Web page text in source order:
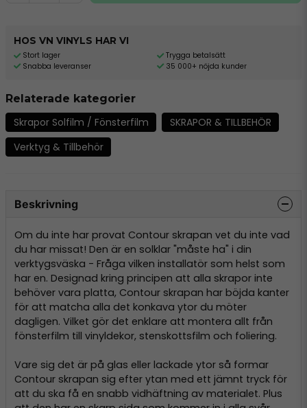
HOS VN VINYLS HAR VI
Stort lager
Snabba leveranser
Trygga betalsätt
35 000+ nöjda kunder
Relaterade kategorier
Skrapor Solfilm / Fönsterfilm
SKRAPOR & TILLBEHÖR
Verktyg & Tillbehör
Beskrivning
Om du inte har provat Contour skrapan vet du inte vad
du har missat! Den är en solklar "måste ha" i din
verktygsväska - Fråga vilken installatör som helst som
har en. Designad kring principen att alla skrapor inte
behöver vara platta, Contour skrapan har böjda kanter
för att matcha alla det konkava ytor du möter
dagligen. Vilket gör det enklare att montera allt från
fönsterfilm till vinyldekor, stenskottsfilm och foliering.
Vare sig det är på glas eller lackade ytor så formar
Contour skrapan sig efter ytan med ett jämnt tryck för
att du ska få en snabb vidhäftning av materialet. Plus